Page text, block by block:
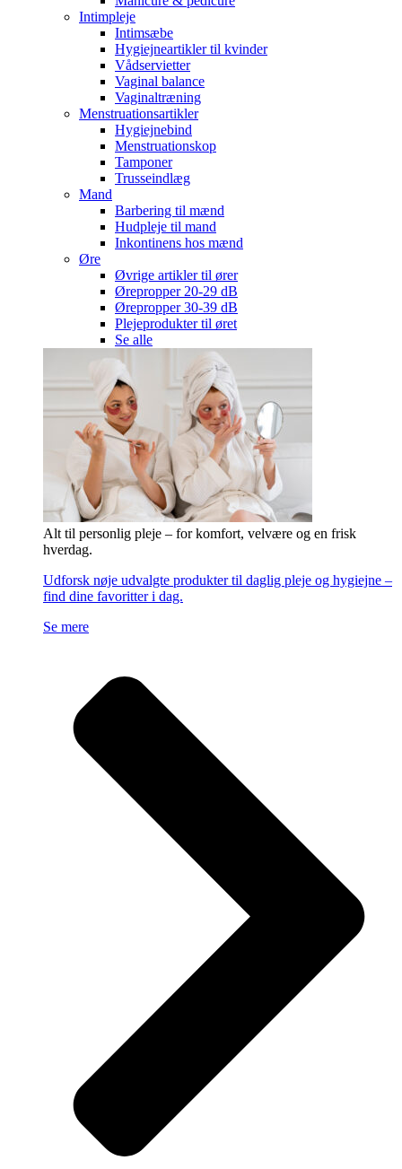
Intimpleje
Intimsæbe
Hygiejneartikler til kvinder
Vådservietter
Vaginal balance
Vaginaltræning
Menstruationsartikler
Hygiejnebind
Menstruationskop
Tamponer
Trusseindlæg
Mand
Barbering til mænd
Hudpleje til mand
Inkontinens hos mænd
Øre
Øvrige artikler til ører
Ørepropper 20-29 dB
Ørepropper 30-39 dB
Plejeprodukter til øret
Se alle
Alt til personlig pleje – for komfort, velvære og en frisk
hverdag.
Udforsk nøje udvalgte produkter til daglig pleje og hygiejne –
find dine favoritter i dag.
Se mere